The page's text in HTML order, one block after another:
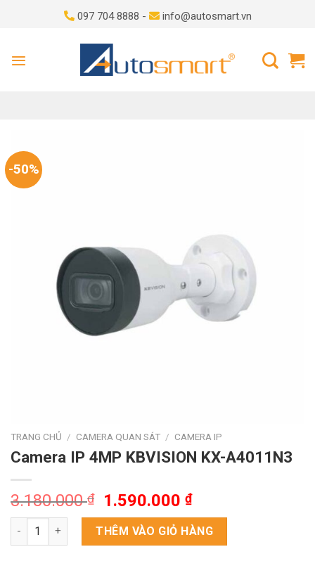
097 704 8888 - info@autosmart.vn
-50%
TRANG CHỦ / CAMERA QUAN SÁT / CAMERA IP
Camera IP 4MP KBVISION KX-A4011N3
3.180.000₫
Giá
gốc
là:
3.180.000 ₫.
1.590.000₫Giá
hiện
tại
là:
Camera IP 4MP KBVISION KX-A4011N3 số lượng
THÊM VÀO GIỎ HÀNG